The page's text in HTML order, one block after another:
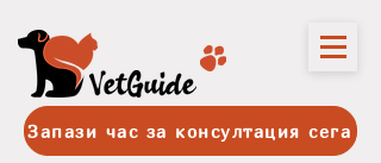
Запази час за консултация сега